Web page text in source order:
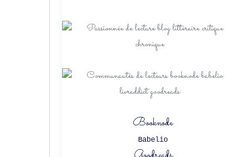
Booknode
Babelio